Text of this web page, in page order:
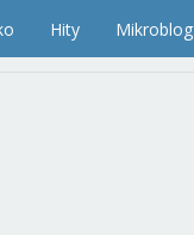
Hity Mikroblog